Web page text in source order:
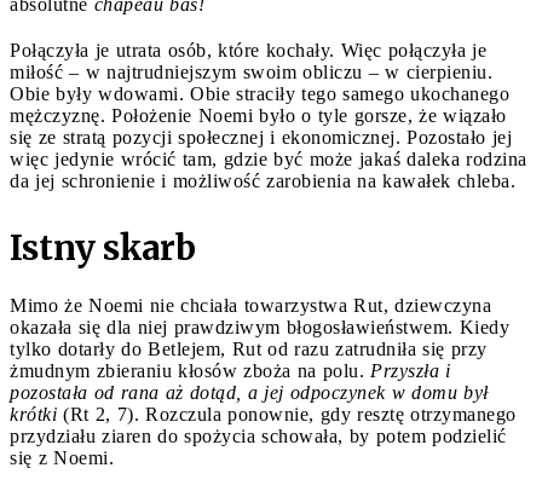
Połączyła je utrata osób, które kochały. Więc połączyła je
miłość – w najtrudniejszym swoim obliczu – w cierpieniu.
Obie były wdowami. Obie straciły tego samego ukochanego
mężczyznę. Położenie Noemi było o tyle gorsze, że wiązało
się ze stratą pozycji społecznej i ekonomicznej. Pozostało jej
więc jedynie wrócić tam, gdzie być może jakaś daleka rodzina
da jej schronienie i możliwość zarobienia na kawałek chleba.
Istny skarb
Mimo że Noemi nie chciała towarzystwa Rut, dziewczyna
okazała się dla niej prawdziwym błogosławieństwem. Kiedy
tylko dotarły do Betlejem, Rut od razu zatrudniła się przy
żmudnym zbieraniu kłosów zboża na polu. Przyszła i
pozostała od rana aż dotąd, a jej odpoczynek w domu był
krótki (Rt 2, 7). Rozczula ponownie, gdy resztę otrzymanego
przydziału ziaren do spożycia schowała, by potem podzielić
się z Noemi.